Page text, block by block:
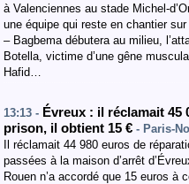
à Valenciennes au stade Michel-
une équipe qui reste en chantier
– Bagbema débutera au milieu,
Botella, victime d’une gêne
Hafid…
13:13 - Évreux : il réclamait 45
prison, il obtient 15 € - Paris-
Il réclamait 44 980 euros de
passées à la maison d’arrêt
Rouen n’a accordé que 15 euros